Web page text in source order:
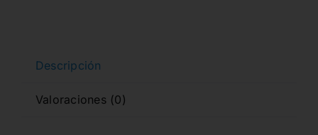
Descripción
Valoraciones (0)